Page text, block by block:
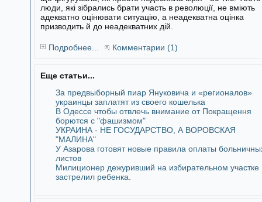
люди, які зібрались брати участь в революції, не вміють
адекватно оцінювати ситуацію, а неадекватна оцінка
призводить й до неадекватних дій.
Подробнее... Комментарии (1)
Еще статьи...
За предвыборный пиар Януковича и «регионалов»
украинцы заплатят из своего кошелька
В Одессе чтобы отвлечь внимание от Покращення
борются с "фашизмом"
УКРАИНА - НЕ ГОСУДАРСТВО, А ВОРОВСКАЯ
"МАЛИНА"
У Азарова готовят новые правила оплаты
листов
Милиционер дежуривший на избирательном участке
застрелил ребенка.